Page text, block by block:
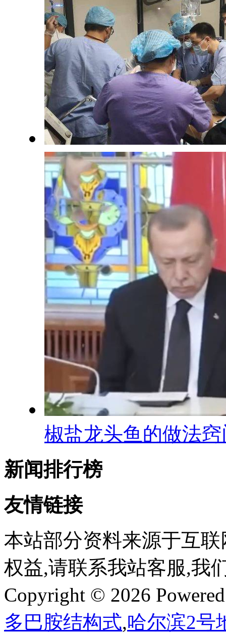
椒盐龙头鱼的做法窍
新闻排行榜
友情链接
本站部分资料来源于互
权益,请联系我站客服,我
Copyright © 2026
多巴胺结构式,哈尔滨2号